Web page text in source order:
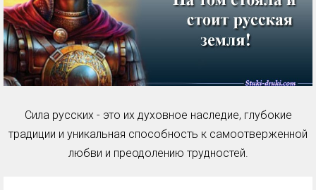
Сила русских - это их духовное наследие, глубокие
традиции и уникальная способность к самоотверженной
любви и преодолению трудностей.